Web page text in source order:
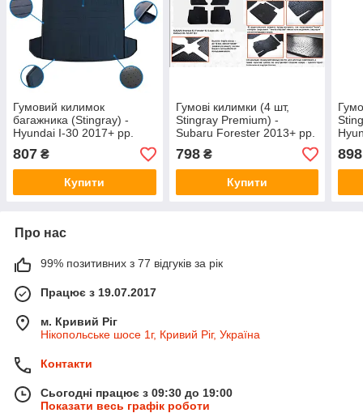
Гумовий килимок
багажника (Stingray) -
Hyundai I-30 2017+ рр.
807 ₴
Купити
Гумові килимки (4 шт,
Stingray Premium) -
Subaru Forester 2013+ рр.
798₴
Купити
898
Про нас
99% позитивних з 77 відгуків за рік
Працює з 19.07.2017
м. Кривий Ріг
Нікопольське шосе 1г, Кривий Ріг, Україна
Контакти
Сьогодні працює з 09:30 до 19:00
Показати весь графік роботи